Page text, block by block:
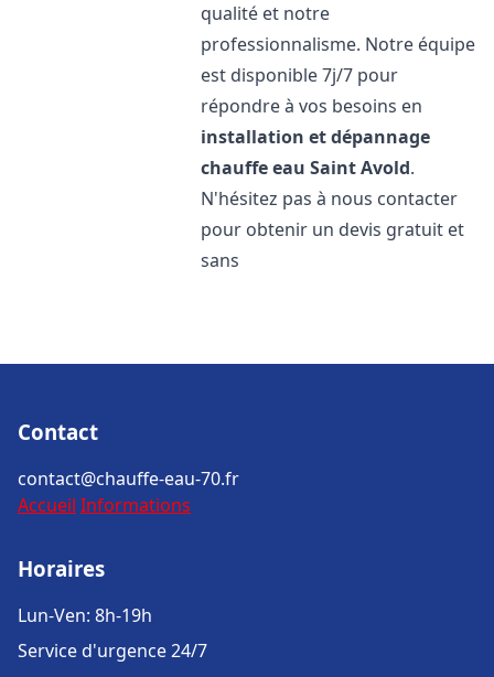
qualité et notre
professionnalisme. Notre équipe
est disponible 7j/7 pour
répondre à vos besoins en
installation et dépannage
chauffe eau Saint Avold.
N'hésitez pas à nous contacter
pour obtenir un devis gratuit et
sans
Contact
contact@chauffe-eau-70.fr
Accueil Informations
Horaires
Lun-Ven: 8h-19h
Service d'urgence 24/7